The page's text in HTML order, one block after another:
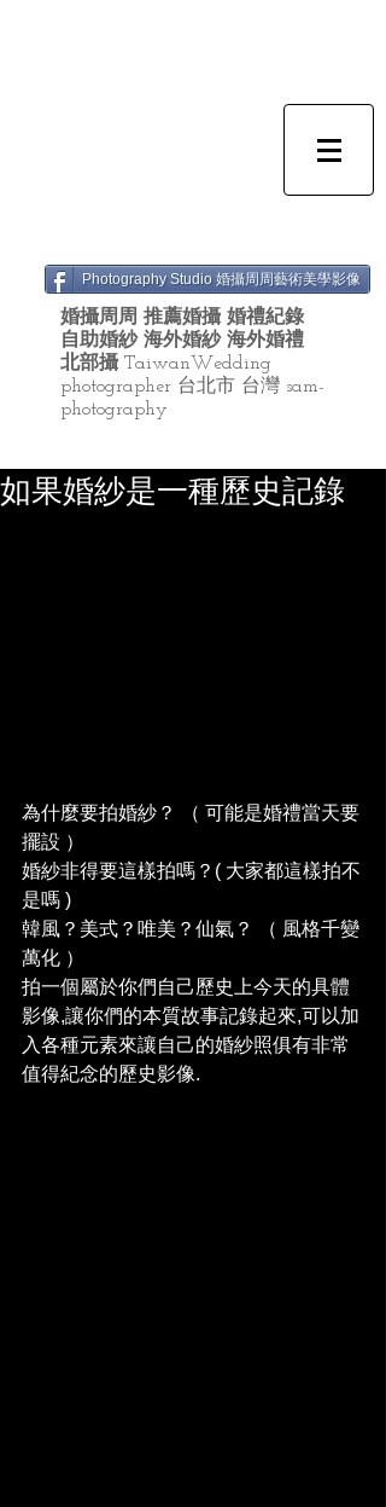
Photography Studio 婚攝周周藝術美學影像
婚攝周周 推薦婚攝 婚禮紀錄
自助婚紗 海外婚紗 海外婚禮
北部攝 TaiwanWedding
photographer 台北市 台灣 sam-
photography
如果婚紗是一種歷史記錄
為什麼要拍婚紗？ （ 可能是婚禮當天要
擺設 ）
婚紗非得要這樣拍嗎？( 大家都這樣拍不
是嗎 )
韓風？美式？唯美？仙氣？ （ 風格千變
萬化 ）
拍一個屬於你們自己歷史上今天的具體
影像,讓你們的本質故事記錄起來,可以加
入各種元素來讓自己的婚紗照俱有非常
值得紀念的歷史影像.